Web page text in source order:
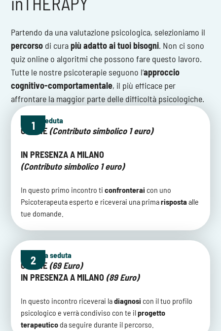
Partendo da una valutazione psicologica, selezioniamo il
percorso di curapiù adatto ai tuoi bisogni. Non ci sono
quiz online o algoritmi che possono fare questo lavoro.
Tutte le nostre psicoterapie seguono l’approccio
cognitivo-comportamentale, il più efficace per
affrontare la maggior parte delle difficoltà psicologiche.
1
Prima seduta
ONLINE (Contributo simbolico 1 euro)
IN PRESENZA A MILANO
(Contributo simbolico 1 euro)
In questo primo incontro ticonfronterai con uno
Psicoterapeuta esperto e riceverai una primarispostaalle
tue domande.
2
Seconda seduta
ONLINE (69 Euro)
IN PRESENZA A MILANO (89 Euro)
In questo incontro riceverai ladiagnosi con il tuo profilo
psicologico e verrà condiviso con te ilprogetto
terapeuticoda seguire durante il percorso.